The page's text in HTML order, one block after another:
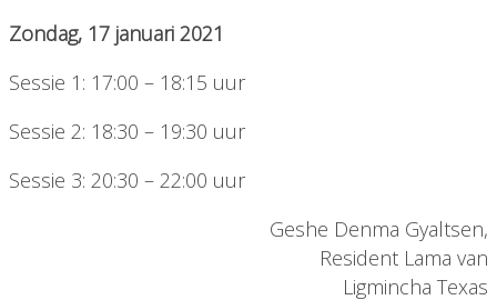
Zondag, 17 januari 2021
Sessie 1: 17:00 – 18:15 uur
Sessie 2: 18:30 – 19:30 uur
Sessie 3: 20:30 – 22:00 uur
Geshe Denma Gyaltsen,
Resident Lama van
Ligmincha Texas